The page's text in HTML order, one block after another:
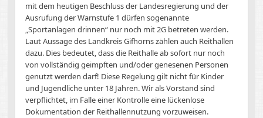
mit dem heutigen Beschluss der Landesregierung und der
Ausrufung der Warnstufe 1 dürfen sogenannte
„Sportanlagen drinnen“ nur noch mit 2G betreten werden.
Laut Aussage des Landkreis Gifhorns zählen auch Reithallen
dazu. Dies bedeutet, dass die Reithalle ab sofort nur noch
von vollständig geimpften und/oder genesenen Personen
genutzt werden darf! Diese Regelung gilt nicht für Kinder
und Jugendliche unter 18 Jahren. Wir als Vorstand sind
verpflichtet, im Falle einer Kontrolle eine lückenlose
Dokumentation der Reithallennutzung vorzuweisen.